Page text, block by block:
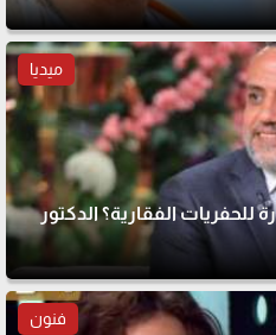
ميديا
الفقارية؟ الدكتور
فنون